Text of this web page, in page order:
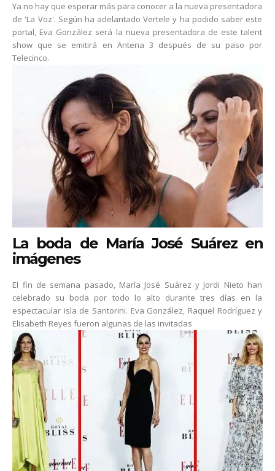
Ya no hay que esperar más para conocer a la nueva presentadora
de 'La Voz'. Según ha adelantado Vertele y ha podido saber este
portal, Eva González será la nueva presentadora de este talent
show que se emitirá en Antena 3 después de su paso por
Telecinco.
La boda de María José Suárez en
imágenes
El fin de semana pasado, María José Suárez y Jordi Nieto han
celebrado su boda por todo lo alto durante tres días en la
espectacular isla de Santorini. Eva González, Raquel Rodríguez y
Elisabeth Reyes fueron algunas de las invitadas